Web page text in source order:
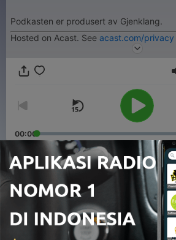
Podkasten er produsert av Gjenklang.
Hosted on Acast. See acast.com/privacy
00:00
Episode
67 - Hva vet du om urinveisinfeksjon?
29 Mei 2026